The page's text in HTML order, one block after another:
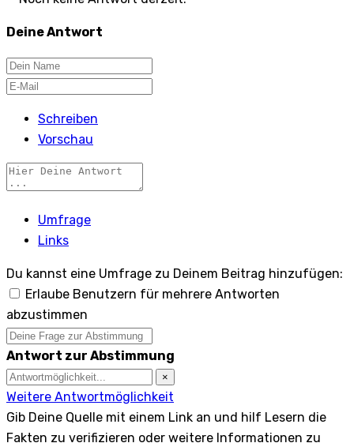
Deine Antwort
Schreiben
Vorschau
Umfrage
Links
Du kannst eine Umfrage zu Deinem Beitrag hinzufügen:
Erlaube Benutzern für mehrere Antworten
abzustimmen
Antwort zur Abstimmung
×
Weitere Antwortmöglichkeit
Gib Deine Quelle mit einem Link an und hilf Lesern die
Fakten zu verifizieren oder weitere Informationen zu